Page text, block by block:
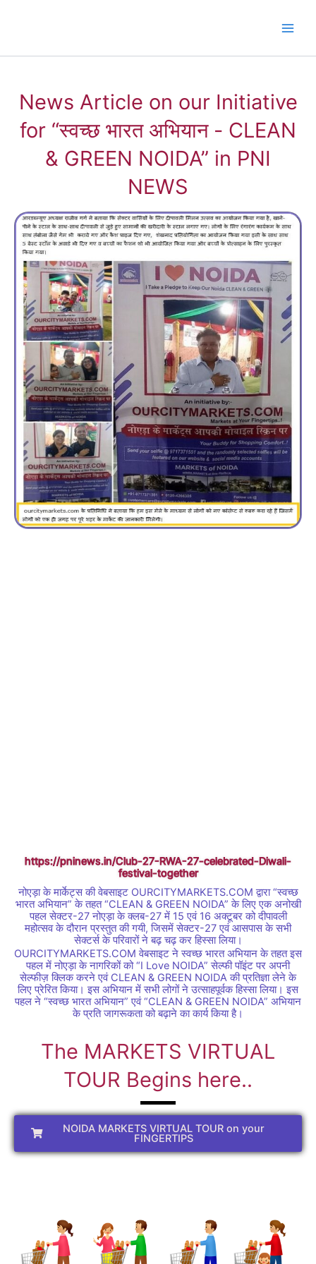
News Article on our Initiative
for “स्वच्छ भारत अभियान - CLEAN
& GREEN NOIDA” in PNI
NEWS
https://pninews.in/Club-27-RWA-27-celebrated-Diwali-
festival-together
नोएड़ा के मार्केट्स की वेबसाइट OURCITYMARKETS.COM द्वारा “स्वच्छ
भारत अभियान” के तहत “CLEAN & GREEN NOIDA” के लिए एक अनोखी
पहल सेक्टर-27 नोएड़ा के क्लब-27 में 15 एवं 16 अक्टूबर को दीपावली
महोत्सव के दौरान प्रस्तुत की गयी, जिसमें सेक्टर-27 एवं आसपास के सभी
सेक्टर्स के परिवारों ने बढ़ चढ़ कर हिस्सा लिया।
OURCITYMARKETS.COM वेबसाइट ने स्वच्छ भारत अभियान के तहत इस
पहल में नोएड़ा के नागरिकों को “I Love NOIDA” सेल्फी पॉइंट पर अपनी
सेल्फीज़ क्लिक करने एवं CLEAN & GREEN NOIDA की प्रतिज्ञा लेने के
लिए प्रेरित किया। इस अभियान में सभी लोगों ने उत्साहपूर्वक हिस्सा लिया। इस
पहल ने “स्वच्छ भारत अभियान” एवं “CLEAN & GREEN NOIDA” अभियान
के प्रति जागरूकता को बढ़ाने का कार्य किया है।
The MARKETS VIRTUAL
TOUR Begins here..
NOIDA MARKETS VIRTUAL TOUR on your
FINGERTIPS